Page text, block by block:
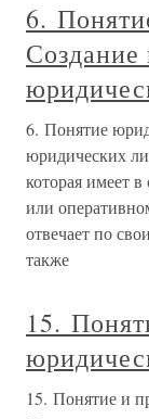
6.
6. Понятие
юридических
которая имеет
или
отвечает по
также
15.
15. Понятие и